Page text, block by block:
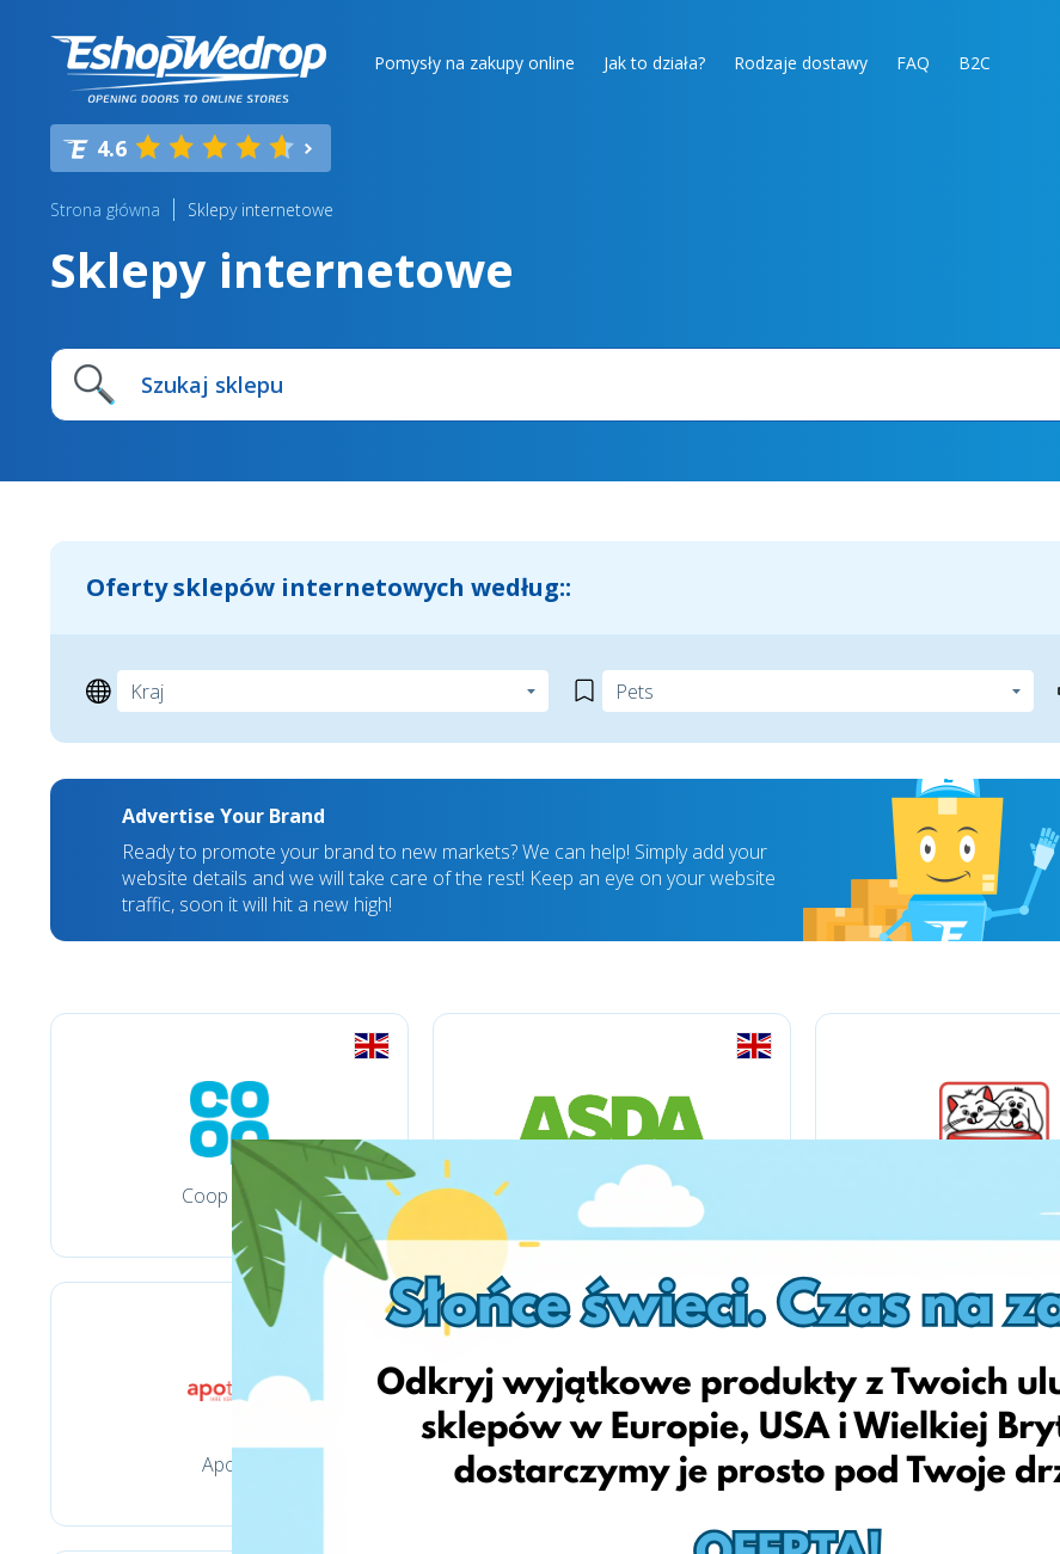
Pomysły na zakupy online Jak to działa? Rodzaje dostawy FAQ B2C
4.6
Strona główna Sklepy internetowe
Sklepy internetowe
Oferty sklepów internetowych według::
Advertise Your Brand
Ready to promote your brand to new markets? We can help! Simply add your
website details and we will take care of the rest! Keep an eye on your website
traffic, soon it will hit a new high!
Coop Shop Asda
Apotal Medimops Zooplus